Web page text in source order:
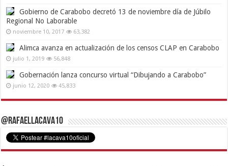
Gobierno de Carabobo decretó 13 de noviembre día de Júbilo
Regional No Laborable
noviembre 10, 2017 63,382
Alimca avanza en actualización de los censos CLAP en Carabobo
julio 1, 2019 56,848
Gobernación lanza concurso virtual “Dibujando a Carabobo”
junio 12, 2020 45,833
@RafaelLacava10